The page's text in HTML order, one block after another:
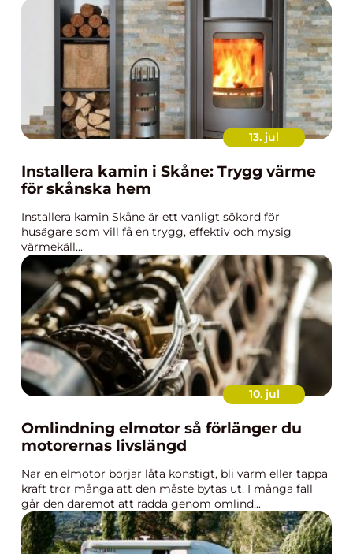
13. jul
Installera kamin i Skåne: Trygg värme
för skånska hem
Installera kamin Skåne är ett vanligt sökord för
husägare som vill få en trygg, effektiv och mysig
värmekäll...
10. jul
Omlindning elmotor så förlänger du
motorernas livslängd
När en elmotor börjar låta konstigt, bli varm eller tappa
kraft tror många att den måste bytas ut. I många fall
går den däremot att rädda genom omlind...